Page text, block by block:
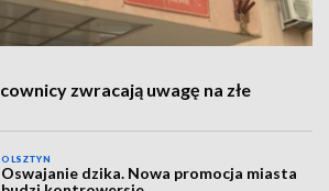
zwracają uwagę na złe
OLSZTYN
Oswajanie dzika. Nowa promocja miasta